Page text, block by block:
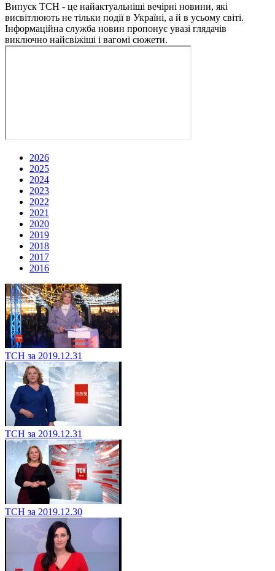
Випуск ТСН - це найактуальніші вечірні новини, які
висвітлюють не тільки події в Україні, а й в усьому світі.
Інформаційна служба новин пропонує увазі глядачів
виключно найсвіжіші і вагомі сюжети.
2026
2025
2024
2023
2022
2021
2020
2019
2018
2017
2016
ТСН за 2019.12.31
ТСН за 2019.12.31
ТСН за 2019.12.30